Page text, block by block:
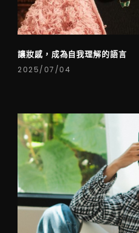
讓妝感，成為自我理解的語言
2025/07/04